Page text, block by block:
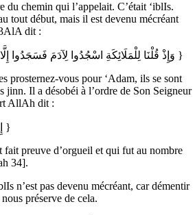
du chemin qui l’appelait. C’était ‘iblIs.
tout début, mais il est devenu mécréant
dit :
{ وَإِذْ قُلْنَا لِلْمَلَائِكَةِ اسْجُدُوا لِآدَمَ فَسَجَدُوا إِلَّا إِبْلِيسَ كَانَ مِنَ الْجِنِّ فَفَسَقَ عَنْ أَمْرِ رَبِّهِ }
prosternez-vous pour ‘Adam, ils se sont
jinn. Il a désobéi à l’ordre de Son Seigneur
AllAh dit :
{ إِلاَّ إِبْلِيسَ أَبَى وَاسْتَكْبَرَ وَكَانَ مِنَ الْكَافِرِينَ }
preuve d’orgueil et qui fut au nombre
34].
n’est pas devenu mécréant, car démentir
préserve de cela.